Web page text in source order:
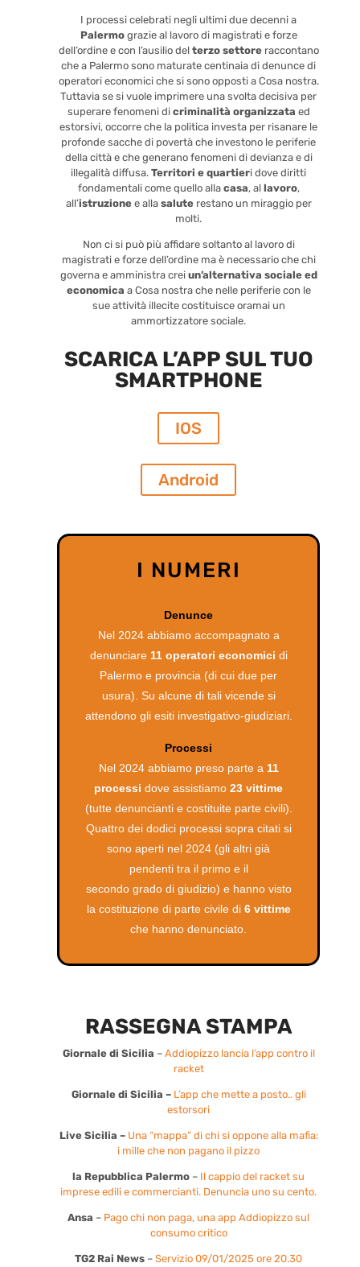
I processi celebrati negli ultimi due decenni a
Palermograzie al lavoro di magistrati e forze
dell’ordine e con l’ausilio del terzo settoreraccontano
che a Palermo sono maturate centinaia di denunce di
operatori economici che si sono opposti a Cosa nostra.
Tuttavia se si vuole imprimere una svolta decisiva per
superare fenomeni di criminalità organizzata ed
estorsivi, occorre che la politica investa per risanare le
profonde sacche di povertà che investono le periferie
della città e che generano fenomeni di devianza e di
illegalità diffusa. Territori e quartieri dove diritti
fondamentali come quello alla casa, al lavoro,
all’istruzionee alla saluterestano un miraggio per
molti.
Non ci si può più affidare soltanto al lavoro di
magistrati e forze dell’ordine ma è necessario che chi
governa e amministra crei un’alternativa sociale ed
economica a Cosa nostra che nelle periferie con le
sue attività illecite costituisce oramai un
ammortizzatore sociale.
SCARICA L’APP SUL TUO
SMARTPHONE
IOS
Android
I NUMERI
Denunce
Nel 2024 abbiamo accompagnato a
denunciare 11 operatori economici di
Palermo e provincia (di cui due per
usura). Su alcune di tali vicende si
attendono gli esiti investigativo-giudiziari.
Processi
Nel 2024 abbiamo preso parte a 11
processi dove assistiamo 23 vittime
(tutte denuncianti e costituite parte civili).
Quattro dei dodici processi sopra citati si
sono aperti nel 2024 (gli altri già
pendenti tra il primo e il
secondo grado di giudizio) e hanno visto
la costituzione di parte civile di 6 vittime
che hanno denunciato.
RASSEGNA STAMPA
Giornale di Sicilia – Addiopizzo lancia l’app contro il
racket
Giornale di Sicilia – L’app che mette a posto.. gli
estorsori
Live Sicilia – Una “mappa” di chi si oppone alla mafia:
i mille che non pagano il pizzo
la Repubblica Palermo – Il cappio del racket su
imprese edili e commercianti. Denuncia uno su cento.
Ansa – Pago chi non paga, una app Addiopizzo sul
consumo critico
TG2 Rai News – Servizio 09/01/2025 ore 20.30